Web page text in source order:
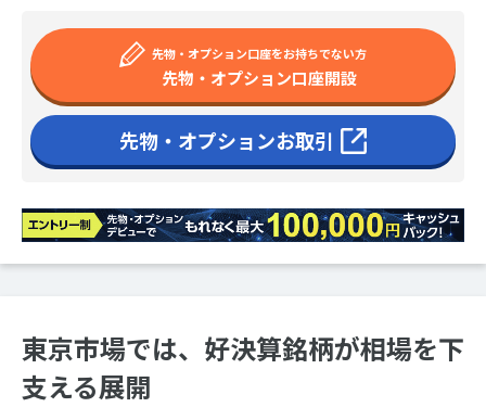
先物・オプション口座をお持ちでない方
先物・オプション口座開設
先物・オプションお取引
東京市場では、好決算銘柄が相場を下
支える展開